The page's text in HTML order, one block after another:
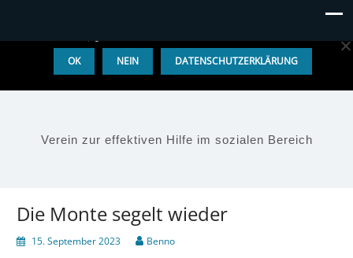
Verein zur effektiven Hilfe im sozialen Bereich
Die Monte segelt wieder
15. September 2023 Benno
OK NEIN DATENSCHUTZERKLÄRUNG